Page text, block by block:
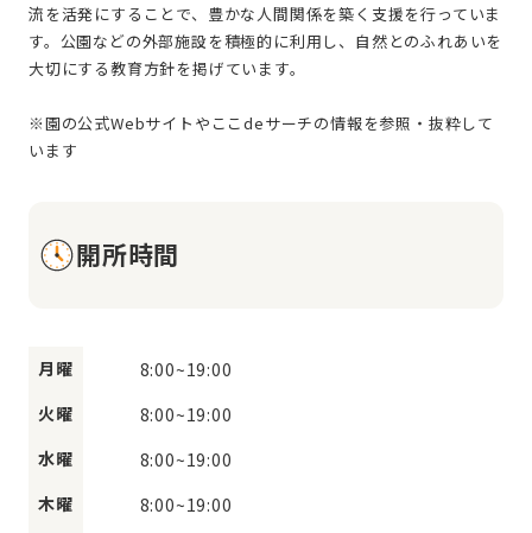
流を活発にすることで、豊かな人間関係を築く支援を行っていま
す。公園などの外部施設を積極的に利用し、自然とのふれあいを
大切にする教育方針を掲げています。
※園の公式Webサイトやここdeサーチの情報を参照・抜粋して
開所時間
月曜 8:00~19:00
火曜
8:00~19:00
水曜
8:00~19:00
木曜
8:00~19:00